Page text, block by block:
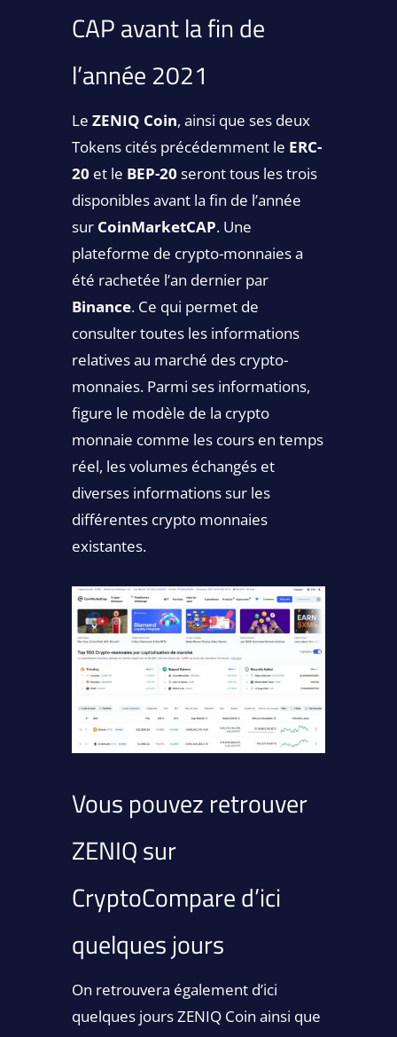
CAP avant la fin de
l’année 2021
Le ZENIQ Coin, ainsi que ses deux
Tokens cités précédemment le ERC-
20 et le BEP-20 seront tous les trois
disponibles avant la fin de l’année
sur CoinMarketCAP. Une
plateforme de crypto-monnaies a
été rachetée l’an dernier par
Binance. Ce qui permet de
consulter toutes les informations
relatives au marché des crypto-
monnaies. Parmi ses informations,
figure le modèle de la crypto
monnaie comme les cours en temps
réel, les volumes échangés et
diverses informations sur les
différentes crypto monnaies
existantes.
Vous pouvez retrouver
ZENIQ sur
CryptoCompare d’ici
quelques jours
On retrouvera également d’ici
quelques jours ZENIQ Coin ainsi que